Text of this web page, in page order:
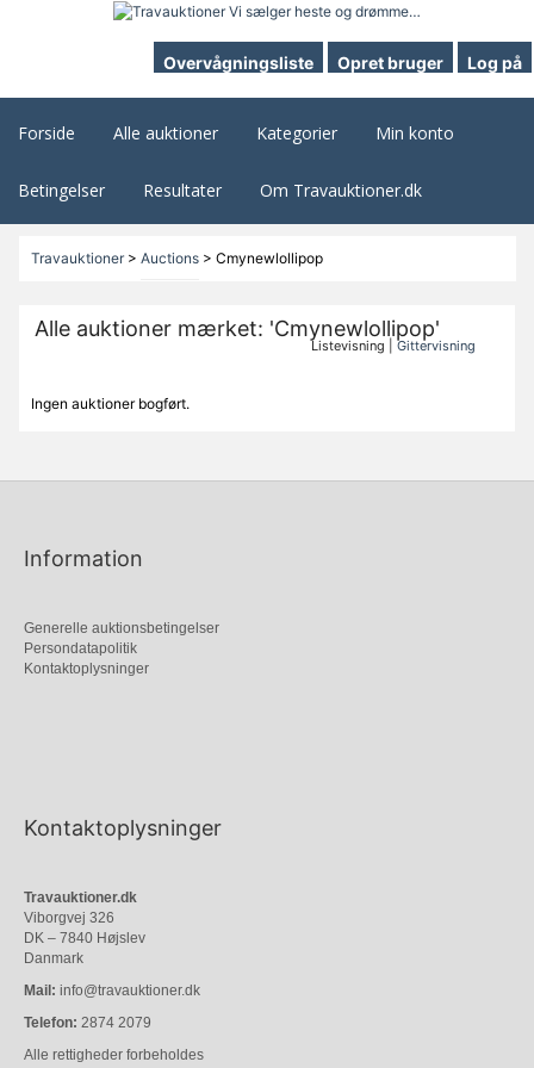
Overvågningsliste Opret bruger Log på
Forside Alle auktioner Kategorier Min konto
Betingelser Resultater Om Travauktioner.dk
Travauktioner> Auctions> Cmynewlollipop
Alle auktioner mærket: 'Cmynewlollipop'
Listevisning |Gittervisning
Ingen auktioner bogført.
Information
Generelle auktionsbetingelser
Persondatapolitik
Kontaktoplysninger
Kontaktoplysninger
Travauktioner.dk
Viborgvej 326
DK – 7840 Højslev
Danmark
Mail: info@travauktioner.dk
Telefon: 2874 2079
Alle rettigheder forbeholdes